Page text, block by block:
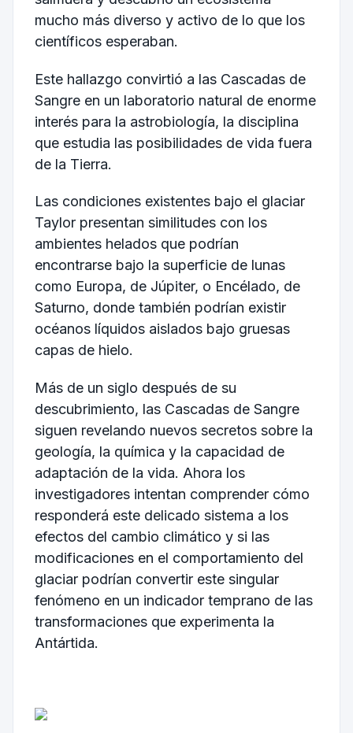
mucho más diverso y activo de lo que los
científicos esperaban.
Este hallazgo convirtió a las Cascadas de
Sangre en un laboratorio natural de enorme
interés para la astrobiología, la disciplina
que estudia las posibilidades de vida fuera
de la Tierra.
Las condiciones existentes bajo el glaciar
Taylor presentan similitudes con los
ambientes helados que podrían
encontrarse bajo la superficie de lunas
como Europa, de Júpiter, o Encélado, de
Saturno, donde también podrían existir
océanos líquidos aislados bajo gruesas
capas de hielo.
Más de un siglo después de su
descubrimiento, las Cascadas de Sangre
siguen revelando nuevos secretos sobre la
geología, la química y la capacidad de
adaptación de la vida. Ahora los
investigadores intentan comprender cómo
responderá este delicado sistema a los
efectos del cambio climático y si las
modificaciones en el comportamiento del
glaciar podrían convertir este singular
fenómeno en un indicador temprano de las
transformaciones que experimenta la
Antártida.